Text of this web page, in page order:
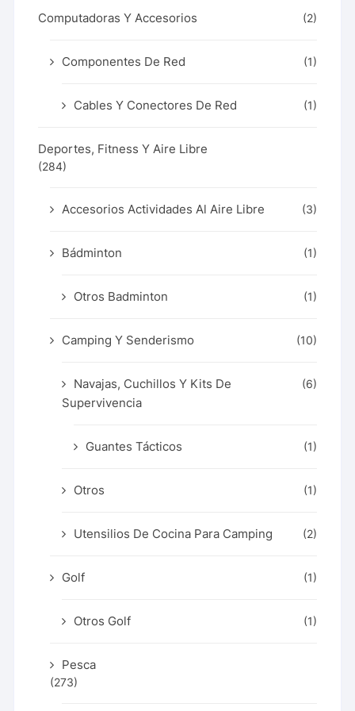
Computadoras Y Accesorios (2)
Componentes De Red (1)
Cables Y Conectores De Red (1)
Deportes, Fitness Y Aire Libre
(284)
Accesorios Actividades Al Aire Libre (3)
Bádminton (1)
Otros Badminton (1)
Camping Y Senderismo (10)
Navajas, Cuchillos Y Kits De
Supervivencia
(6)
Guantes Tácticos (1)
Otros (1)
Utensilios De Cocina Para Camping (2)
Golf (1)
Otros Golf (1)
Pesca
(273)